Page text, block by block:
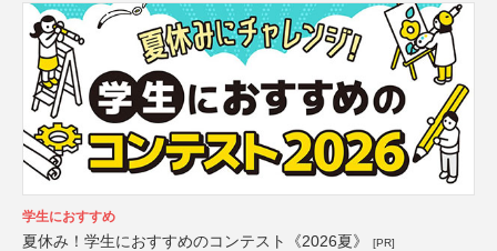
学生におすすめ
夏休み！学生におすすめのコンテスト《2026夏》 [PR]